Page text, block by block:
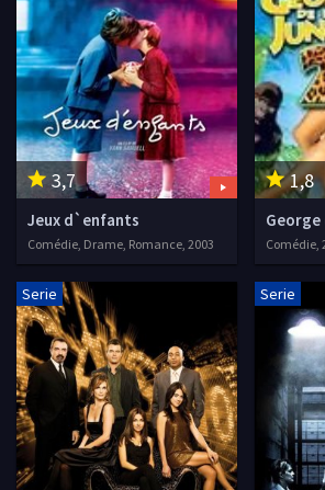
3,7
Jeux d`enfants
Comédie, Drame, Romance, 2003
1,8
George
Comédie,
Serie Serie